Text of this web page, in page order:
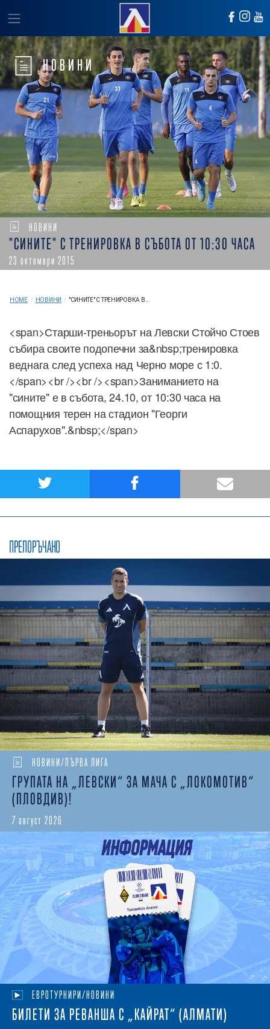
НОВИНИ
НОВИНИ
"СИНИТЕ" С ТРЕНИРОВКА В СЪБОТА ОТ 10:30 ЧАСА
23 октомври 2015
HOME / НОВИНИ / "СИНИТЕ" С ТРЕНИРОВКА В...
<span>Старши-треньорът на Левски Стойчо Стоев
събира своите подопечни за&nbsp;тренировка
веднага след успеха над Черно море с 1:0.
</span><br /><br /><span>Заниманието на
"сините" е в събота, 24.10, от 10:30 часа на
помощния терен на стадион "Георги
Аспарухов".&nbsp;</span>
ПРЕПОРЪЧАНО
НОВИНИ/ПЪРВА ЛИГА
ГРУПАТА НА „ЛЕВСКИ“ ЗА МАЧА С „ЛОКОМОТИВ“
(ПЛОВДИВ)!
7 август 2026
ЕВРОТУРНИРИ/НОВИНИ
БИЛЕТИ ЗА РЕВАНША С „КАЙРАТ“ (АЛМАТИ)